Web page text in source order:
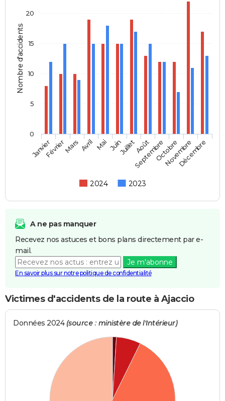
Nombre d'accidents
2024 2023
JanvierFévrierMars Avril Mai JuinJuilletAoût
SeptembreOctobre
Novembre
Décembre
0
5
10
15
20
A ne pas manquer
Recevez nos astuces et bons plans directement par e-
mail.
Je m'abonne
En savoir plus sur notre politique de confidentialité
Victimes d'accidents de la route à Ajaccio
Données 2024 (source : ministère de l'Intérieur)